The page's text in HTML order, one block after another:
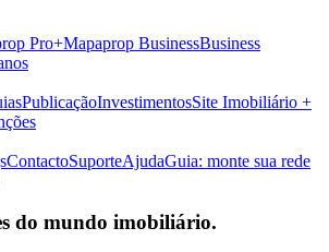
Pro+Mapaprop BusinessBusiness
PublicaçãoInvestimentosSite Imobiliário +
ContactoSuporteAjudaGuia: monte sua rede
do mundo imobiliário.